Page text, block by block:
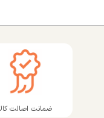
ضمانت اصالت کالا